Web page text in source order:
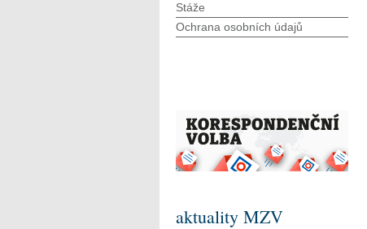
Stáže
Ochrana osobních údajů
aktuality MZV